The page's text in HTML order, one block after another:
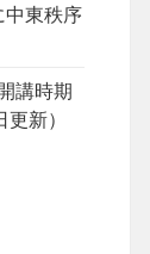
中東秩序
講時期
新）